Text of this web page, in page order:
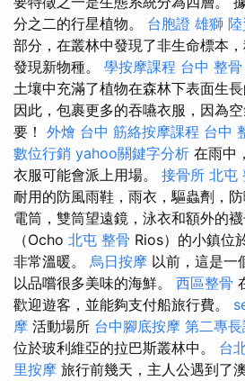
分之二的行星植物。 台胞證 雄獅
部分，在叢林中發現了非生命標本
發現新物種。 學按摩課程 台中 整骨
土壤中充滿了植物在森林下表面生長
因此，包裹更多的吞嚥衣服，因為
要！ 外燴 台中 筋絡按摩課程 台中
數位行銷 yahoo關鍵字分析 在雨中
衣服可能會派上用場。 接骨所 北屯
耐用的防風雨鞋，雨衣，驅蟲劑，
電筒，雙筒望遠鏡，泳衣和額外的
（Ocho 北屯 整骨 Rios）的小鎮位
非常溫暖。 烏日按摩 以前，這是一
以品嚐很多美味的海鮮。 西區整骨
歡迎遊客，並能夠支付船旅行費。
摩 活動場所 台中腳底按摩 第二專
位於玻利維亞的拉巴斯叢林中。 台
里按摩 旅行前幾天，主人公遇到了